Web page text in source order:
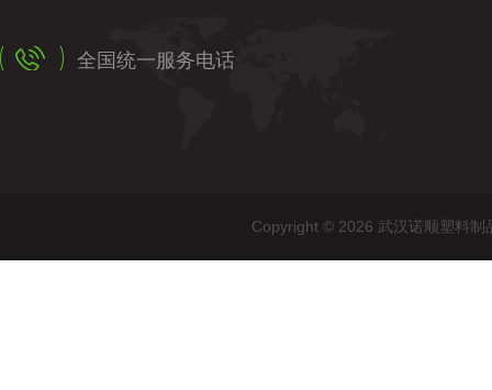
全国统一服务电话
Copyright © 2026 武汉诺顺塑料